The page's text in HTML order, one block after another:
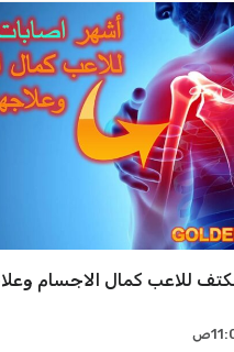
للاعب كمال الاجسام